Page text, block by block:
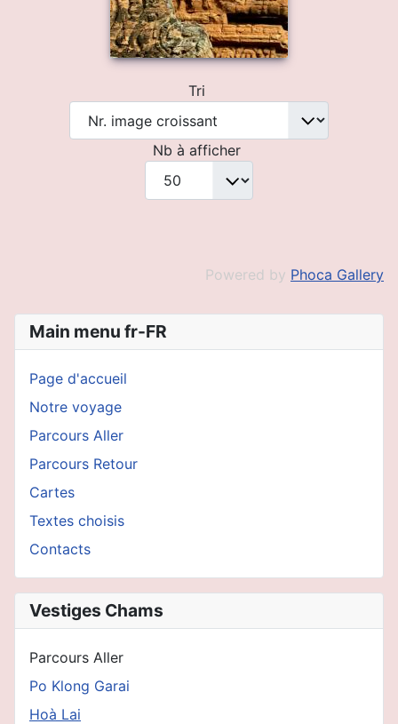
Tri
Nb à afficher
Powered by Phoca Gallery
Main menu fr-FR
Page d'accueil
Notre voyage
Parcours Aller
Parcours Retour
Cartes
Textes choisis
Contacts
Vestiges Chams
Parcours Aller
Po Klong Garai
Hoà Lai